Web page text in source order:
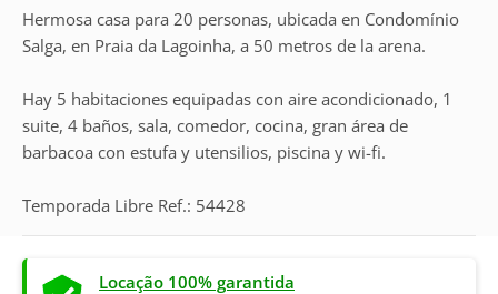
Hermosa casa para 20 personas, ubicada en Condomínio
Salga, en Praia da Lagoinha, a 50 metros de la arena.
Hay 5 habitaciones equipadas con aire acondicionado, 1
suite, 4 baños, sala, comedor, cocina, gran área de
barbacoa con estufa y utensilios, piscina y wi-fi.
Temporada Libre Ref.: 54428
Locação 100% garantida